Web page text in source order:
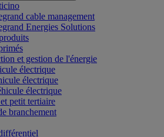
cable management
Energies Solutions
et gestion de l'énergie
électrique
électrique
électrique
petit tertiaire
branchement